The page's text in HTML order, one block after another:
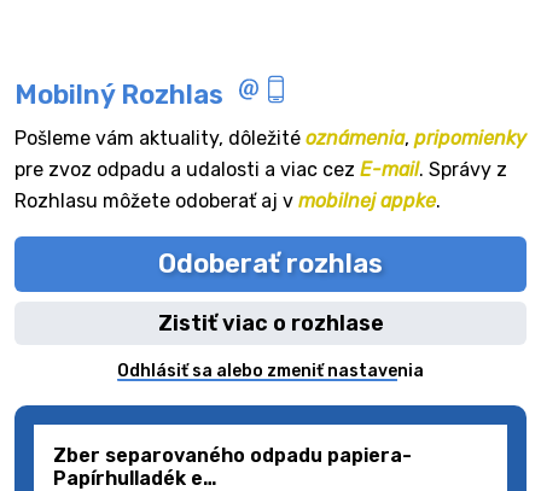
Mobilný Rozhlas
Pošleme vám aktuality, dôležité oznámenia, pripomienky
pre zvoz odpadu a udalosti a viac cez E-mail. Správy z
Rozhlasu môžete odoberať aj v mobilnej appke.
Odoberať rozhlas
Zistiť viac o rozhlase
Odhlásiť sa alebo zmeniť nastavenia
Zber separovaného odpadu papiera-
Papírhulladék e…